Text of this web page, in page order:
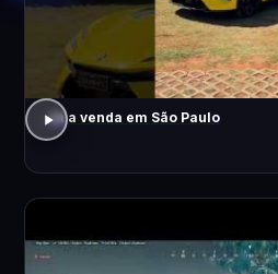
Já a venda em São Paulo